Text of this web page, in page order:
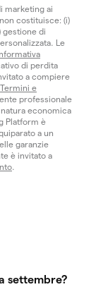
marketing ai
costituisce: (i)
gestione di
Le
di perdita
a compiere
Termini e
professionale
economica
Platform è
a un
garanzie
è invitato a
.
settembre?